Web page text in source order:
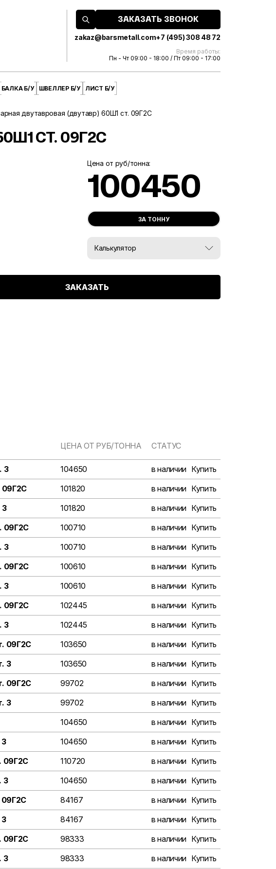
ЗАКАЗАТЬ ЗВОНОК
zakaz@barsmetall.com+7 (495) 308 48 72
Время работы:
Пн - Чт 09:00 - 18:00 / Пт 09:00 - 17:00
БАЛКА Б/У ШВЕЛЛЕР Б/У ЛИСТ Б/У
двутавровая (двутавр) 60Ш1 ст. 09Г2С
СТ. 09Г2С
Цена от руб/тонна:
100450
ЗА ТОННУ
Калькулятор
0
ЗАКАЗАТЬ
ЦЕНА ОТ РУБ/ТОННА СТАТУС
3 104650 в наличии Купить
09Г2С
101820 в наличии Купить
3
101820 в наличии Купить
09Г2С
100710 в наличии Купить
3
100710 в наличии Купить
09Г2С
100610 в наличии Купить
3
100610 в наличии Купить
09Г2С
102445 в наличии Купить
3
102445 в наличии Купить
09Г2С
103650 в наличии Купить
3
103650 в наличии Купить
09Г2С
99702 в наличии Купить
3
99702 в наличии Купить
104650 в наличии Купить
104650 в наличии Купить
09Г2С
110720 в наличии Купить
3
104650 в наличии Купить
09Г2С
84167 в наличии Купить
84167 в наличии Купить
09Г2С
98333 в наличии Купить
3
98333 в наличии Купить